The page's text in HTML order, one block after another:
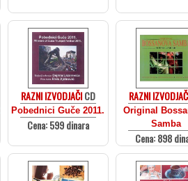
RAZNI IZVODJAČICD
Pobednici Guče 2011.
Cena: 599 dinara
RAZNI
Original
Samba
Cena: 898